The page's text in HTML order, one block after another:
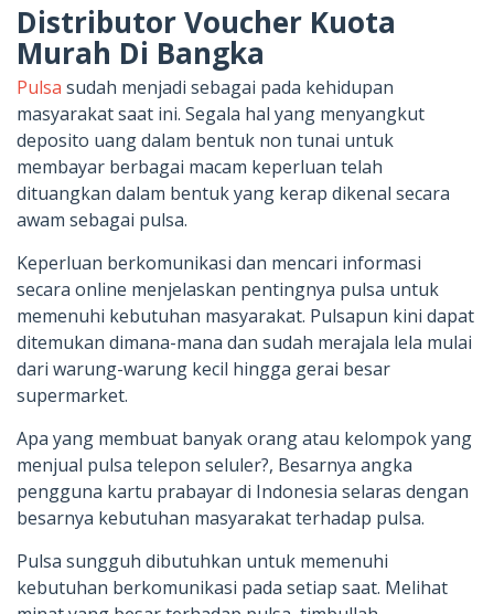
Distributor Voucher Kuota
Murah Di Bangka
Pulsa sudah menjadi sebagai pada kehidupan
masyarakat saat ini. Segala hal yang menyangkut
deposito uang dalam bentuk non tunai untuk
membayar berbagai macam keperluan telah
dituangkan dalam bentuk yang kerap dikenal secara
awam sebagai pulsa.
Keperluan berkomunikasi dan mencari informasi
secara online menjelaskan pentingnya pulsa untuk
memenuhi kebutuhan masyarakat. Pulsapun kini dapat
ditemukan dimana-mana dan sudah merajala lela mulai
dari warung-warung kecil hingga gerai besar
supermarket.
Apa yang membuat banyak orang atau kelompok yang
menjual pulsa telepon seluler?, Besarnya angka
pengguna kartu prabayar di Indonesia selaras dengan
besarnya kebutuhan masyarakat terhadap pulsa.
Pulsa sungguh dibutuhkan untuk memenuhi
kebutuhan berkomunikasi pada setiap saat. Melihat